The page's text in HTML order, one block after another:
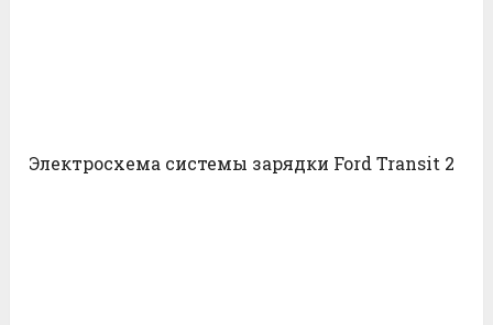
Электросхема системы зарядки Ford Transit 2